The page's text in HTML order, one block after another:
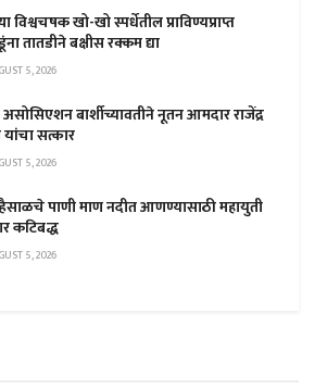
विश्वचषक खो-खो स्पर्धेतील प्राविण्यप्राप्त
तातडीने बक्षीस रक्कम द्या
5, 2026
बार्शीच्यावतीने नूतन आमदार राजेंद्र
सत्कार
5, 2026
पाणी माण नदीत आणण्यासाठी महायुती
कटिबद्ध
5, 2026